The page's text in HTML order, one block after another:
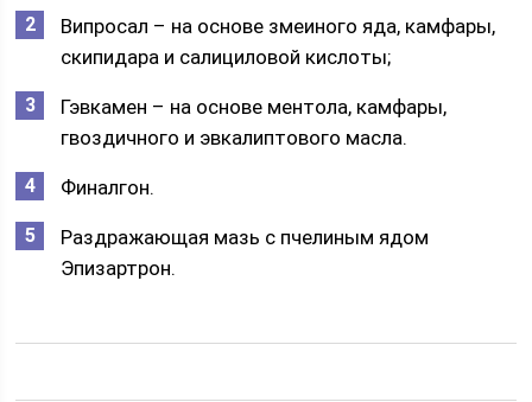
Випросал – на основе змеиного яда, камфары,
скипидара и салициловой кислоты;
Гэвкамен – на основе ментола, камфары,
гвоздичного и эвкалиптового масла.
Финалгон.
Раздражающая мазь с пчелиным ядом
Эпизартрон.